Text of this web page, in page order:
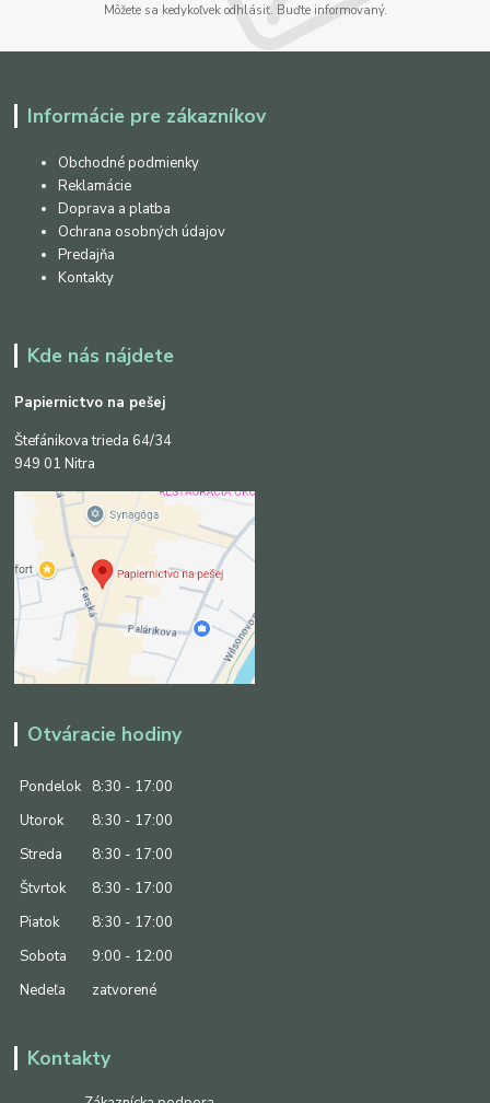
Môžete sa kedykoľvek odhlásiť. Buďte informovaný.
Informácie pre zákazníkov
Obchodné podmienky
Reklamácie
Doprava a platba
Ochrana osobných údajov
Predajňa
Kontakty
Kde nás nájdete
Papiernictvo na pešej
Štefánikova trieda 64/34
949 01 Nitra
Otváracie hodiny
Pondelok
8:30 - 17:00
Utorok
8:30 - 17:00
Streda
8:30 - 17:00
Štvrtok
8:30 - 17:00
Piatok
8:30 - 17:00
Sobota
9:00 - 12:00
Nedeľa
zatvorené
Kontakty